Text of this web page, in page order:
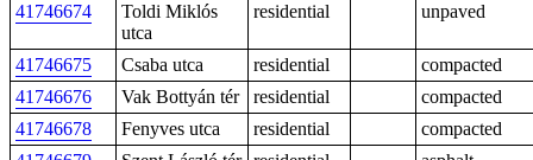
41746674
Toldi Miklós
utca
residential unpaved
41746675 Csaba utca residential
compacted
41746676
Vak Bottyán tér residential
compacted
41746678
Fenyves utca residential
compacted